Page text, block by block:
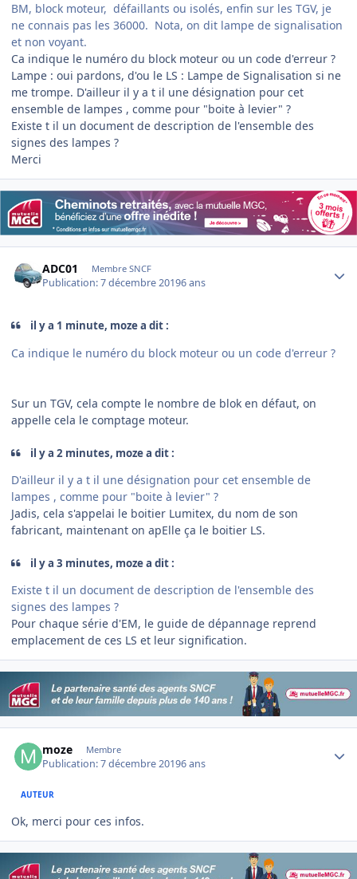
BM, block moteur, défaillants ou isolés, enfin sur les TGV, je
ne connais pas les 36000. Nota, on dit lampe de signalisation
et non voyant.
Ca indique le numéro du block moteur ou un code d'erreur ?
Lampe : oui pardons, d'ou le LS : Lampe de Signalisation si ne
me trompe. D'ailleur il y a t il une désignation pour cet
ensemble de lampes , comme pour "boite à levier" ?
Existe t il un document de description de l'ensemble des
signes des lampes ?
Merci
ADC01 Membre SNCF
Publication:7 décembre 20196 ans
il y a 1 minute, moze a dit :
Ca indique le numéro du block moteur ou un code d'erreur ?
Sur un TGV, cela compte le nombre de blok en défaut, on
appelle cela le comptage moteur.
il y a 2 minutes, moze a dit :
D'ailleur il y a t il une désignation pour cet ensemble de
lampes , comme pour "boite à levier" ?
Jadis, cela s'appelai le boitier Lumitex, du nom de son
fabricant, maintenant on apElle ça le boitier LS.
il y a 3 minutes, moze a dit :
Existe t il un document de description de l'ensemble des
signes des lampes ?
Pour chaque série d'EM, le guide de dépannage reprend
emplacement de ces LS et leur signification.
moze Membre
Publication:7 décembre 20196 ans
AUTEUR
Ok, merci pour ces infos.